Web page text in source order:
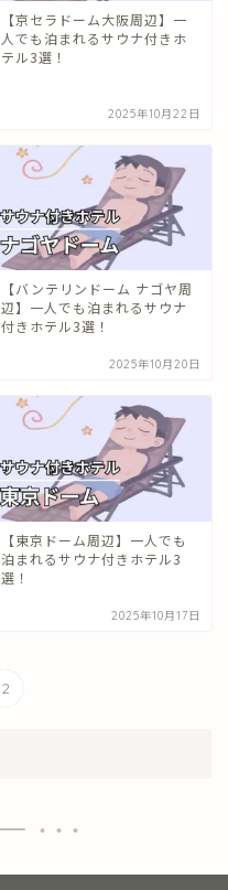
【京セラドーム大阪周辺】一
人でも泊まれるサウナ付きホ
テル3選！
2025年10月22日
【バンテリンドーム ナゴヤ周
辺】一人でも泊まれるサウナ
付きホテル3選！
2025年10月20日
【東京ドーム周辺】一人でも
泊まれるサウナ付きホテル3
選！
2025年10月17日
2